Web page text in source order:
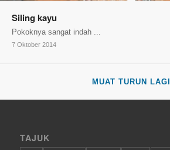
Siling kayu
Pokoknya sangat indah ...
7 Oktober 2014
MUAT TURUN LAGI
TAJUK